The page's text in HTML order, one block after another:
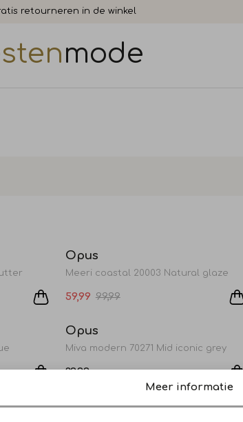
retourneren in de winkel
mode
Opus
Meeri coastal 20003 Natural glaze
59,99 99,99
Opus
Miva modern 70271 Mid iconic grey
89,99
Opus
Meer informatie